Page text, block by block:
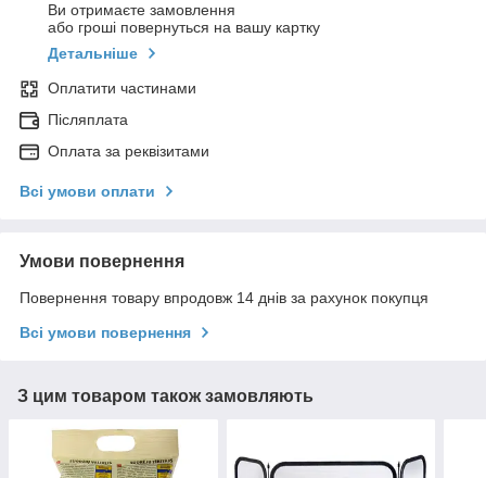
Ви отримаєте замовлення
або гроші повернуться на вашу картку
Детальніше
Оплатити частинами
Післяплата
Оплата за реквізитами
Всі умови оплати
Умови повернення
Повернення товару впродовж 14 днів за рахунок покупця
Всі умови повернення
З цим товаром також замовляють